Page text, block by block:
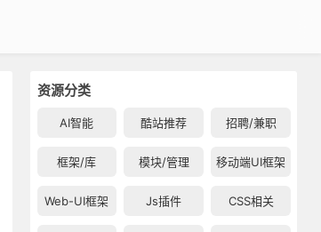
资源分类
AI智能 酷站推荐 招聘/兼职
框架/库 模块/管理 移动端UI框架
Web-UI框架 Js插件 CSS相关